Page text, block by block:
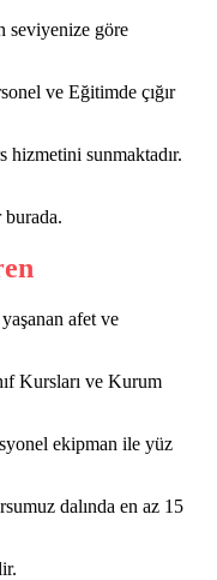
seviyenize göre
ve Eğitimde çığır
hizmetini sunmaktadır.
burada.
afet ve
Kursları ve Kurum
ekipman ile yüz
dalında en az 15